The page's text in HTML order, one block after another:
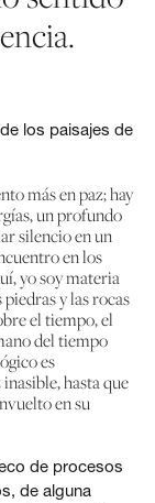
los paisajes de
más en paz; hay
un profundo
silencio en un
en los
yo soy materia
y las rocas
el tiempo, el
del tiempo
es
hasta que
en su
de procesos
de alguna